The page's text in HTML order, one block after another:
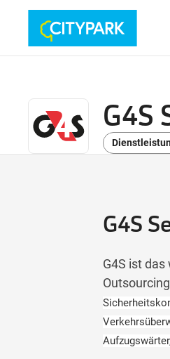
G4S
G4S
G4S ist